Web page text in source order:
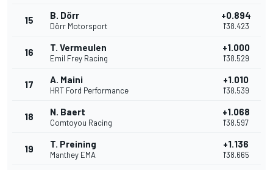
15 B. Dörr
Dörr Motorsport
+0.894
1'38.423
16 T. Vermeulen
Emil Frey Racing
+1.000
1'38.529
17 A. Maini
HRT Ford Performance
+1.010
1'38.539
18 N. Baert
Comtoyou Racing
+1.068
1'38.597
19 T. Preining
Manthey EMA
+1.136
1'38.665